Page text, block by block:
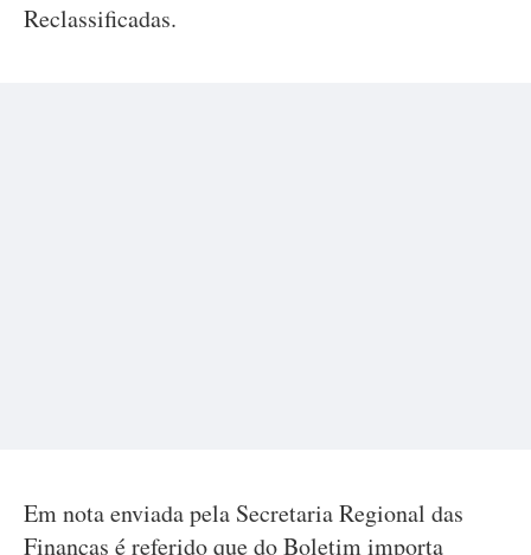
Reclassificadas.
Em nota enviada pela Secretaria Regional das
Finanças é referido que do Boletim importa